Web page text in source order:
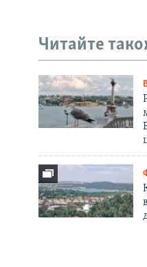
Читайте